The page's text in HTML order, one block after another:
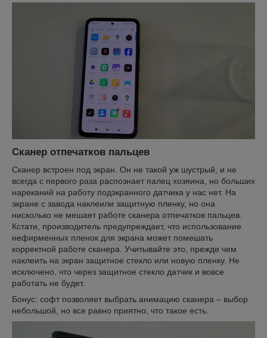
Сканер отпечатков пальцев
Сканер встроен под экран. Он не такой уж шустрый, и не
всегда с первого раза распознает палец хозяина, но больших
нареканий на работу подэкранного датчика у нас нет. На
экране с завода наклеили защитную пленку, но она
нисколько не мешает работе сканера отпечатков пальцев.
Кстати, производитель предупреждает, что использование
нефирменных пленок для экрана может помешать
корректной работе сканера. Учитывайте это, прежде чем
наклеить на экран защитное стекло или новую пленку. Не
исключено, что через защитное стекло датчик и вовсе
работать не будет.
Бонус: софт позволяет выбрать анимацию сканера – выбор
небольшой, но все равно приятно, что такое есть.